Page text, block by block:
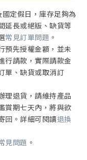
定假日，庫存足夠為
延長或絕版、缺貨等
常見訂單問題 。
預先授權金額，並未
行請款，實際請款金
單、缺貨或取消訂
理退貨，請維持產品
賞期七天內，將與欲
回。詳細可閱讀退換
見問題 。